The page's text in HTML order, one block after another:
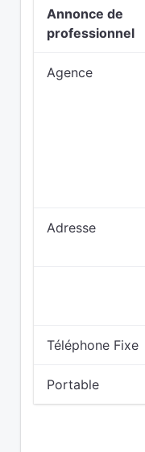
Annonce de
professionnel
Agence
Adresse
Téléphone Fixe
Portable